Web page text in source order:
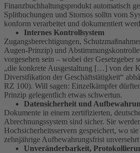
Finanzbuchhaltungsprodukt automatisch
Splitbuchungen und Stornos solltn vom
konform verarbeitet und dokumentiert
Internes Kontrollsystem
Zugangsberechtigungen,
Augen-Prinzip) und
vorgesehen sein – wobei der Gesetzgeber
„die konkrete Ausgestaltung […] von der
Diversifikation der Geschäftstätigkeit“
RZ 100). Will sagen: Einzelkämpfer
Prinzip gelegentlich etwas schwertun.
Datensicherheit und
Dokumente in einem zertifizierten,
Abrechnungssystem sind sicher. Sie
Hochsicherheitsservern gespeichert, wo
zehnjährige Aufbewahrungsfrist
Unveränderbarkeit,